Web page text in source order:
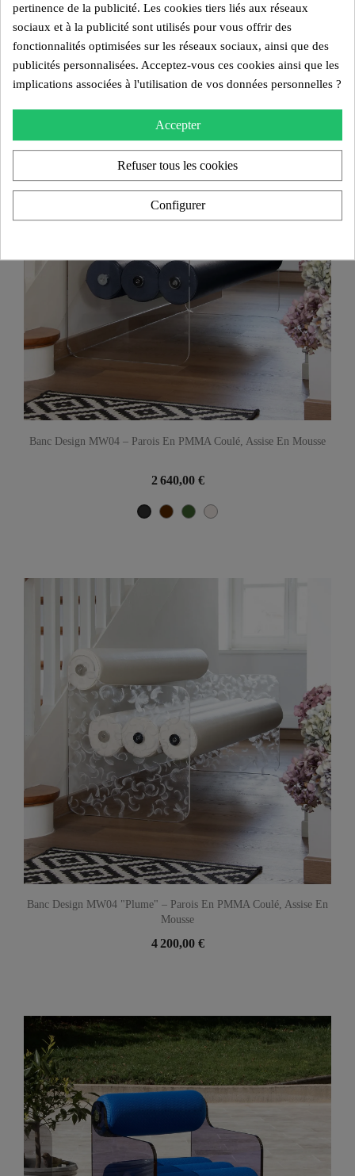
Noir Métallique
Perle
Banc Design MW04 – Parois En PMMA Coulé, Assise En Mousse
2 640,00 €
Noir Métallique
Marron
Vert Perle
Banc Design MW04 "Plume" – Parois En PMMA Coulé, Assise En
Mousse
4 200,00 €
pertinence de la publicité. Les cookies tiers liés aux réseaux
sociaux et à la publicité sont utilisés pour vous offrir des
fonctionnalités optimisées sur les réseaux sociaux, ainsi que des
publicités personnalisées. Acceptez-vous ces cookies ainsi que les
implications associées à l'utilisation de vos données personnelles ?
Accepter
Refuser tous les cookies
Configurer